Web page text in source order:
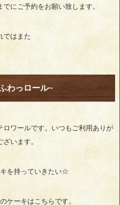
にご予約をお願い致します。
ではまた
わっロール~
ロワールです。いつもご利用ありが
ざいます。
を持っていきたい☆
ケーキはこちらです。